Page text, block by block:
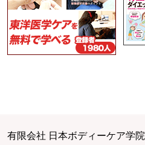
有限会社 日本ボディーケア学院